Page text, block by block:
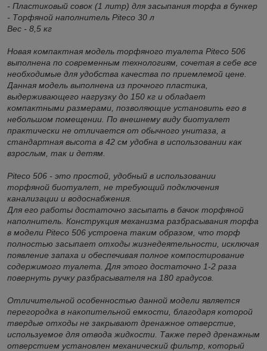
- Пластиковый совок (1 литр) для засыпания торфа в бункер
- Торфяной наполнитель Piteco 30 л
Вес - 8,5 кг
Новая компактная модель торфяного туалета Piteco 506
выполнена по современным технологиям, сочетая в себе все
необходимые для удобства качества по приемлемой цене.
Данная модель выполнена из прочного пластика,
выдерживающего нагрузку до 150 кг и обладает
компактными размерами, позволяющие установить его в
небольшом помещении. По внешнему виду биотуалет
практически не отличается от обычного унитаза, а
стандартная высота в 42 см удобна в использовании как
взрослым, так и детям.
Piteco 506 - это простой, удобный в использовании
торфяной биотуалет, не требующий подключения
канализации и водоснабжения.
Для его работы достаточно засыпать в бачок торфяной
наполнитель. Конструкция механизма разбрасывания торфа
в модели Piteco 506 устроена таким образом, что торф
полностью засыпает отходы жизнедеятельности, исключая
появление запаха и обеспечивая полное компостирование
содержимого туалета. Для этого достаточно 1-2 раза
повернуть ручку разбрасывателя на 180 градусов.
Отличительной особенностью данной модели является
перегородка в накопительной емкости, благодаря которой
твердые отходы не закрывают дренажное отверстие,
используемое для отвода жидкости. Также перед дренажным
отверстием установлен механический фильтр, который